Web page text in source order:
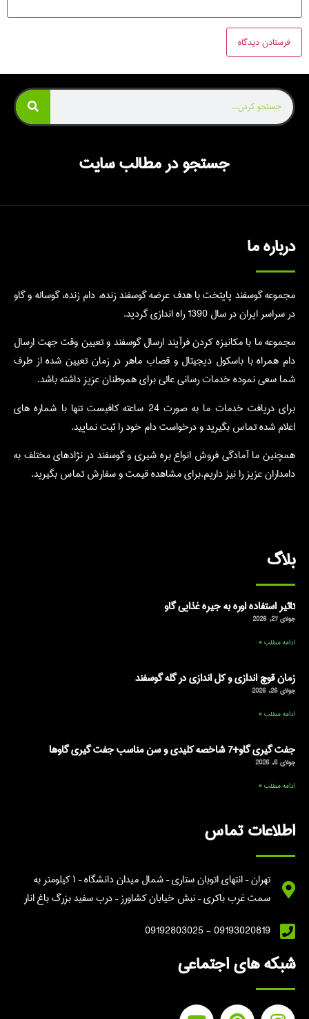
جستجو در مطالب سایت
درباره ما
مجموعه گوسفند پایتخت با هدف عرضه گوسفند زنده، دام زنده، گوساله و گاو
در سراسر ایران در سال 1390 راه اندازی گردید.
مجموعه ما با مکانیزه کردن فرآیند ارسال گوسفند و تعیین وقت جهت ارسال
دام همراه با باسکول دیجیتال و قصاب ماهر در زمان تعیین شده از طرف
شما سعی نموده خدمات رسانی عالی برای هموطنان عزیز داشته باشد.
برای دریافت خدمات ما به صورت 24 ساعته کافیست تنها با شماره های
اعلام شده تماس بگیرید و درخواست دام خود را ثبت نمایید.
همچنین ما آمادگی فروش انواع بره شیری و گوسفند در نژادهای مختلف به
دامداران عزیز را نیز داریم.برای مشاهده قیمت و سفارش تماس بگیرید.
بلاگ
تاثیر استفاده اوره به جیره غذایی گاو
جولای 27, 2026
ادامه مطلب »
زمان قوچ اندازی و کل اندازی در گله گوسفند
جولای 26, 2026
ادامه مطلب »
جفت گیری گاو+7 شاخصه کلیدی و سن مناسب جفت گیری گاوها
جولای 6, 2026
ادامه مطلب »
اطلاعات تماس
تهران – انتهای اتوبان ستاری – شمال میدان دانشگاه – ۱ کیلومتر به
سمت غرب باکری – نبش خیابان کشاورز – درب سفید بزرگ باغ انار
09193020819 - 09192803025
شبکه های اجتماعی